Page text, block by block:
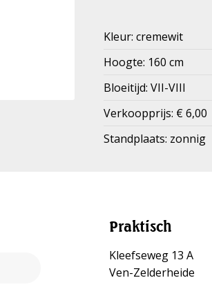
Kleur: cremewit
Hoogte: 160 cm
Bloeitijd: VII-VIII
Verkoopprijs: € 6,00
Standplaats: zonnig
Praktisch
Kleefseweg 13 A
Ven-Zelderheide